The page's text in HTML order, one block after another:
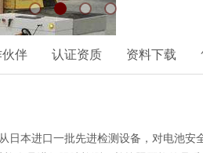
伴 认证资质 资料下载
进口一批先进检测设备，对电池安